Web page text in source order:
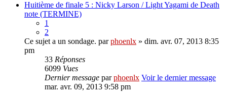
Huitième de finale 5 : Nicky Larson / Light Yagami de Death
note (TERMINE)
1
2
Ce sujet a un sondage. parphoenlx » dim. avr. 07, 2013 8:35
pm
33 Réponses
6099 Vues
Dernier message parphoenlx Voir le dernier message
mar. avr. 09, 2013 9:58 pm